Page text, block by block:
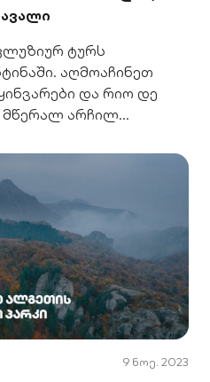
ტურს
აღმოაჩინეთ
და რიო დე
მწერალ არჩილ
9 ნოე. 2023